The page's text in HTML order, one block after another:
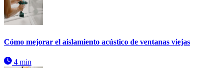
Cómo mejorar el aislamiento acústico de ventanas viejas
4 min